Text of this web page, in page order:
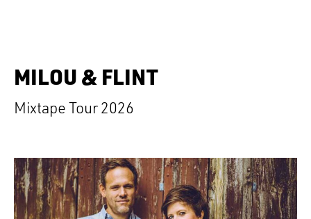
MILOU & FLINT
Mixtape Tour 2026